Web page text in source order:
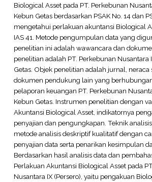
Biological Asset pada PT. Perkebunan
Kebun Getas berdasarkan PSAK No. 14 dan
mengetahui perlakuan akuntansi Biological
IAS 41. Metode pengumpulan data yang
penelitian ini adalah wawancara dan
penelitian adalah PT. Perkebunan Nusantara
Getas. Objek penelitian adalah jurnal, neraca
dokumen pendukung lain yang
pelaporan keuangan PT. Perkebunan
Kebun Getas. Instrumen penelitian dengan
Akuntansi Biological Asset, indikatornya
penyajian dan pengungkapan. Teknik
metode analisis deskriptif kualitatif dengan
penyajian data serta penarikan kesimpulan
Berdasarkan hasil analisis data dan
Perlakuan Akuntansi Biological Asset pada
Nusantara IX (Persero), yaitu pengakuan